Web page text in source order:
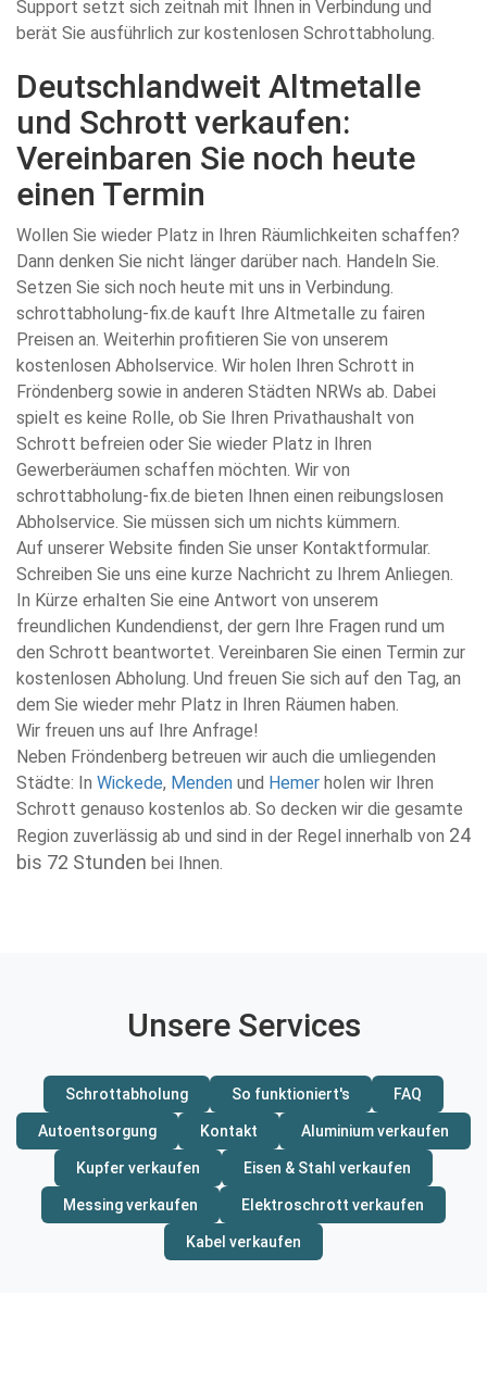
Support setzt sich zeitnah mit Ihnen in Verbindung und
berät Sie ausführlich zur kostenlosen Schrottabholung.
Deutschlandweit Altmetalle
und Schrott verkaufen:
Vereinbaren Sie noch heute
einen Termin
Wollen Sie wieder Platz in Ihren Räumlichkeiten schaffen?
Dann denken Sie nicht länger darüber nach. Handeln Sie.
Setzen Sie sich noch heute mit uns in Verbindung.
schrottabholung-fix.de kauft Ihre Altmetalle zu fairen
Preisen an. Weiterhin profitieren Sie von unserem
kostenlosen Abholservice. Wir holen Ihren Schrott in
Fröndenberg sowie in anderen Städten NRWs ab. Dabei
spielt es keine Rolle, ob Sie Ihren Privathaushalt von
Schrott befreien oder Sie wieder Platz in Ihren
Gewerberäumen schaffen möchten. Wir von
schrottabholung-fix.de bieten Ihnen einen reibungslosen
Abholservice. Sie müssen sich um nichts kümmern.
Auf unserer Website finden Sie unser Kontaktformular.
Schreiben Sie uns eine kurze Nachricht zu Ihrem Anliegen.
In Kürze erhalten Sie eine Antwort von unserem
freundlichen Kundendienst, der gern Ihre Fragen rund um
den Schrott beantwortet. Vereinbaren Sie einen Termin zur
kostenlosen Abholung. Und freuen Sie sich auf den Tag, an
dem Sie wieder mehr Platz in Ihren Räumen haben.
Wir freuen uns auf Ihre Anfrage!
Neben Fröndenberg betreuen wir auch die umliegenden
Städte: In Wickede, Menden und Hemer holen wir Ihren
Schrott genauso kostenlos ab. So decken wir die gesamte
Region zuverlässig ab und sind in der Regel innerhalb von 24
bis 72 Stunden bei Ihnen.
Unsere Services
Schrottabholung So funktioniert's FAQ
Autoentsorgung Kontakt Aluminium verkaufen
Kupfer verkaufen Eisen & Stahl verkaufen
Messing verkaufen Elektroschrott verkaufen
Kabel verkaufen